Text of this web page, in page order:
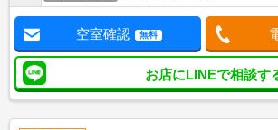
空室確認 無料
お店にLINEで相談す